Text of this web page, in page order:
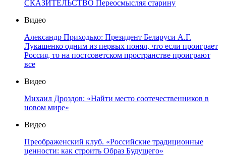
СКАЗИТЕЛЬСТВО Переосмысляя старину
Видео
Александр Приходько: Президент Беларуси А.Г.
Лукашенко одним из первых понял, что если проиграет
Россия, то на постсоветском пространстве проиграют
все
Видео
Михаил Дроздов: «Найти место соотечественников в
новом мире»
Видео
Преображенский клуб. «Российские традиционные
ценности: как строить Образ Будущего»